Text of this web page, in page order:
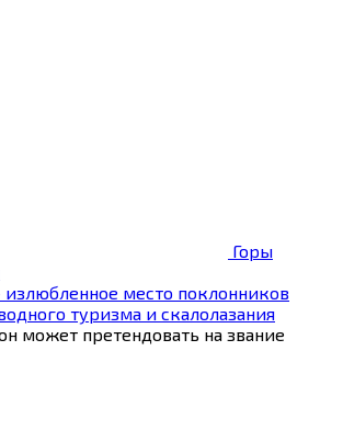
Горы
место поклонников
туризма и скалолазания
может претендовать на звание